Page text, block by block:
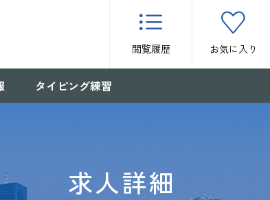
閲覧履歴 お気に入り
タイピング練習
求人詳細